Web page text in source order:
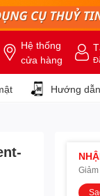
Hệ thống
cửa hàng
Hướng